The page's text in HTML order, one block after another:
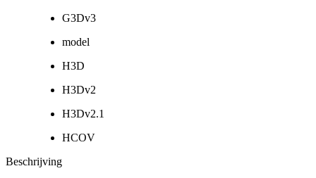
G3Dv3
model
H3D
H3Dv2
H3Dv2.1
HCOV
Beschrijving